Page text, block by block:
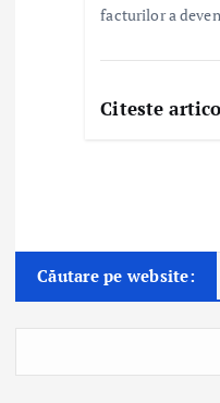
facturilor a
Citeste
Căutare pe website: